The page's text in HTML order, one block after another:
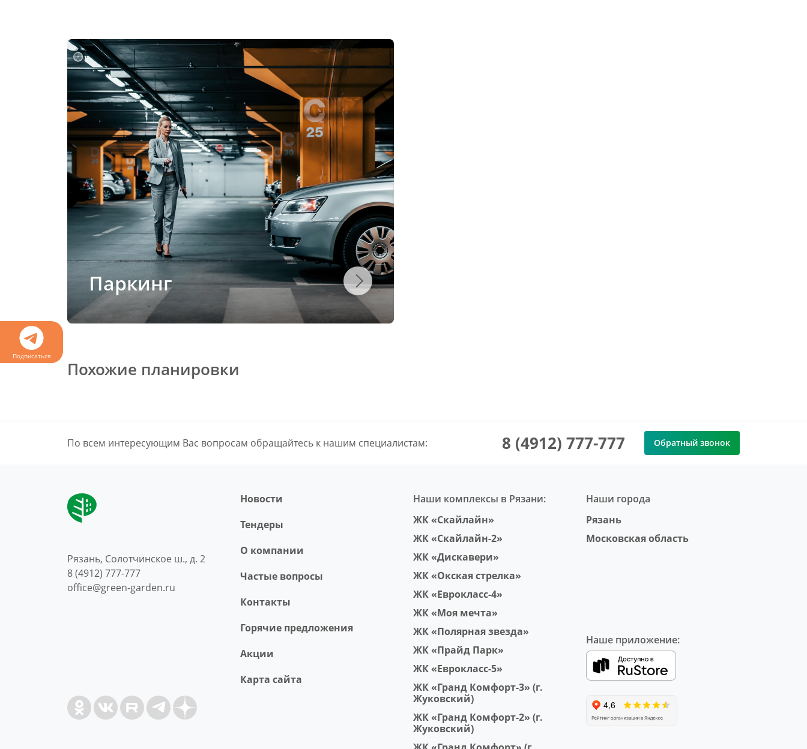
Подписаться
Паркинг
Похожие планировки
По всем интересующим Вас вопросам обращайтесь к нашим специалистам: 8 (4912) 777-777 Обратный звонок
Рязань, Солотчинское ш., д. 2
8 (4912) 777-777
office@green-garden.ru
Новости
Тендеры
O компании
Частые вопросы
Контакты
Горячие предложения
Акции
Карта сайта
Наши комплексы в Рязани:
ЖК «Скайлайн»
ЖК «Скайлайн-2»
ЖК «Дискавери»
ЖК «Окская стрелка»
ЖК «Еврокласс-4»
ЖК «Моя мечта»
ЖК «Полярная звезда»
ЖК «Прайд Парк»
ЖК «Еврокласс-5»
ЖК «Гранд Комфорт-3» (г.
Жуковский)
ЖК «Гранд Комфорт-2» (г.
Жуковский)
Наши города
Рязань
Московская область
Наше приложение: